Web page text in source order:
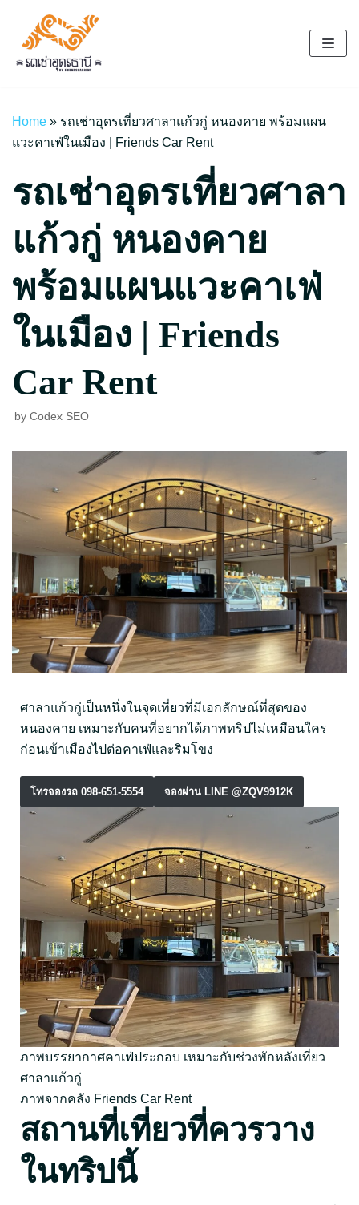
Skip
to
content
Home » รถเช่าอุดรเที่ยวศาลาแก้วกู่ หนองคาย พร้อมแผน
แวะคาเฟ่ในเมือง | Friends Car Rent
รถเช่าอุดรเที่ยวศาลา
แก้วกู่ หนองคาย
พร้อมแผนแวะคาเฟ่
ในเมือง | Friends
Car Rent
by Codex SEO
ศาลาแก้วกู่เป็นหนึ่งในจุดเที่ยวที่มีเอกลักษณ์ที่สุดของ
หนองคาย เหมาะกับคนที่อยากได้ภาพทริปไม่เหมือนใคร
ก่อนเข้าเมืองไปต่อคาเฟ่และริมโขง
โทรจองรถ 098-651-5554 จองผ่าน LINE @ZQV9912K
ภาพบรรยากาศคาเฟ่ประกอบ เหมาะกับช่วงพักหลังเที่ยว
ศาลาแก้วกู่
ภาพจากคลัง Friends Car Rent
สถานที่เที่ยวที่ควรวาง
ในทริปนี้